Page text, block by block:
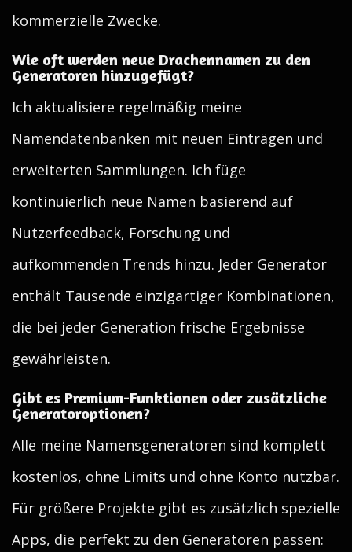
kommerzielle Zwecke.
Wie oft werden neue Drachennamen zu den
Generatoren hinzugefügt?
Ich aktualisiere regelmäßig meine
Namendatenbanken mit neuen Einträgen und
erweiterten Sammlungen. Ich füge
kontinuierlich neue Namen basierend auf
Nutzerfeedback, Forschung und
aufkommenden Trends hinzu. Jeder Generator
enthält Tausende einzigartiger Kombinationen,
die bei jeder Generation frische Ergebnisse
gewährleisten.
Gibt es Premium-Funktionen oder zusätzliche
Generatoroptionen?
Alle meine Namensgeneratoren sind komplett
kostenlos, ohne Limits und ohne Konto nutzbar.
Für größere Projekte gibt es zusätzlich spezielle
Apps, die perfekt zu den Generatoren passen: